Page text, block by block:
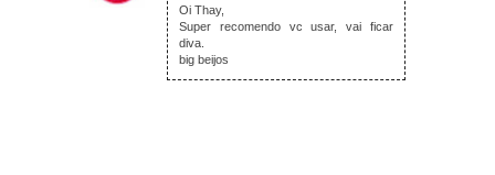
Oi Thay,
Super recomendo vc usar, vai ficar
diva.
big beijos